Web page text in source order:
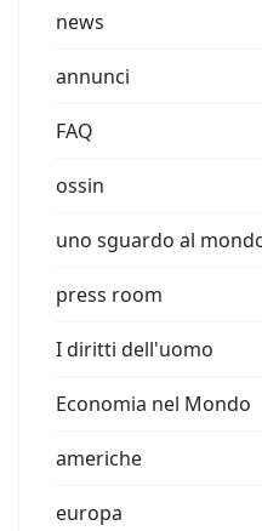
news
annunci
FAQ
ossin
uno sguardo al
press room
I diritti dell'uomo
Economia nel Mondo
americhe
europa